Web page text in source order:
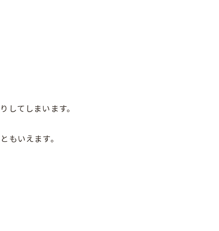
してしまいます。
もいえます。